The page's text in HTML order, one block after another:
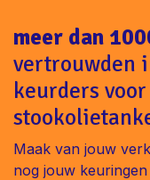
meer dan
vertrouwden
keurders
Maak van jouw
nog jouw